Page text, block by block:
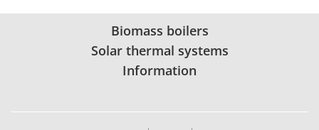
Biomass boilers
Solar thermal systems
Information